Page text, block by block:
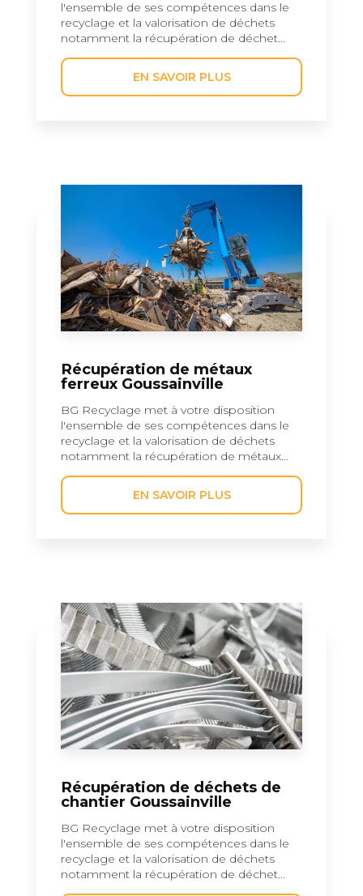
l'ensemble de ses compétences dans le
recyclage et la valorisation de déchets
notamment la récupération de déchet...
EN SAVOIR PLUS
Récupération de métaux
ferreux Goussainville
BG Recyclage met à votre disposition
l'ensemble de ses compétences dans le
recyclage et la valorisation de déchets
notamment la récupération de métaux...
EN SAVOIR PLUS
Récupération de déchets de
chantier Goussainville
BG Recyclage met à votre disposition
l'ensemble de ses compétences dans le
recyclage et la valorisation de déchets
notamment la récupération de déchet...